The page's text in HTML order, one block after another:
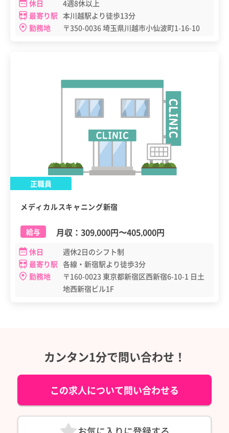
休日
4週8休以上
最寄り駅 本川越駅より徒歩13分
勤務地
〒350-0036 埼玉県川越市小仙波町1-16-10
正職員
メディカルスキャニング新宿
給与 月収： 309,000円〜405,000円
休日
週休2日のシフト制
最寄り駅 各線・新宿駅より徒歩3分
勤務地
〒160-0023 東京都新宿区西新宿6-10-1 日土
地西新宿ビル1F
カンタン1分で問い合わせ！
この求人について問い合わせる